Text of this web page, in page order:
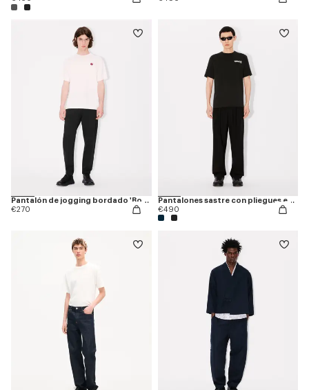
Pantalón de jogging bordado 'Boke Flower'
€270
Pantalones sastre con pliegues en lana virgen
€490